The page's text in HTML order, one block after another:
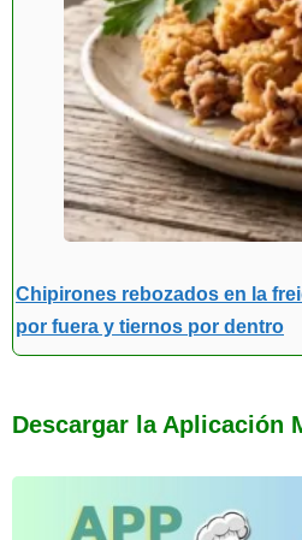
Chipirones rebozados en la
por fuera y tiernos por dentro
Descargar la Aplicación